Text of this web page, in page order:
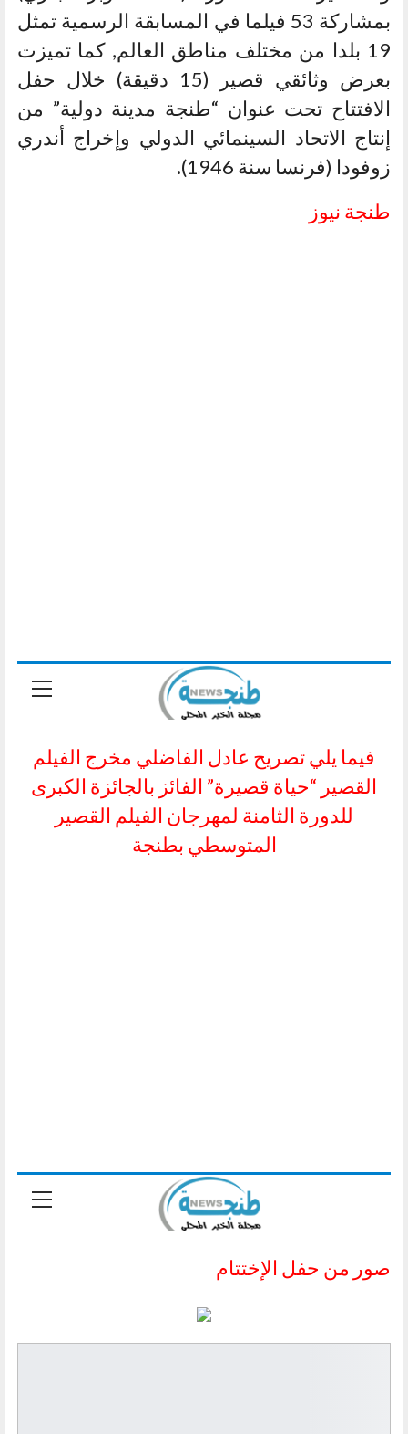
بمشاركة 53 فيلما في المسابقة الرسمية تمثل
19 بلدا من مختلف مناطق العالم, كما تميزت
بعرض وثائقي قصير (15 دقيقة) خلال حفل
الافتتاح تحت عنوان “طنجة مدينة دولية” من
إنتاج الاتحاد السينمائي الدولي وإخراج أندري
زوفودا (فرنسا سنة 1946).
طنجة نيوز
فيما يلي تصريح عادل الفاضلي مخرج الفيلم
القصير “حياة قصيرة” الفائز بالجائزة الكبرى
للدورة الثامنة لمهرجان الفيلم القصير
المتوسطي بطنجة
صور من حفل الإختتام